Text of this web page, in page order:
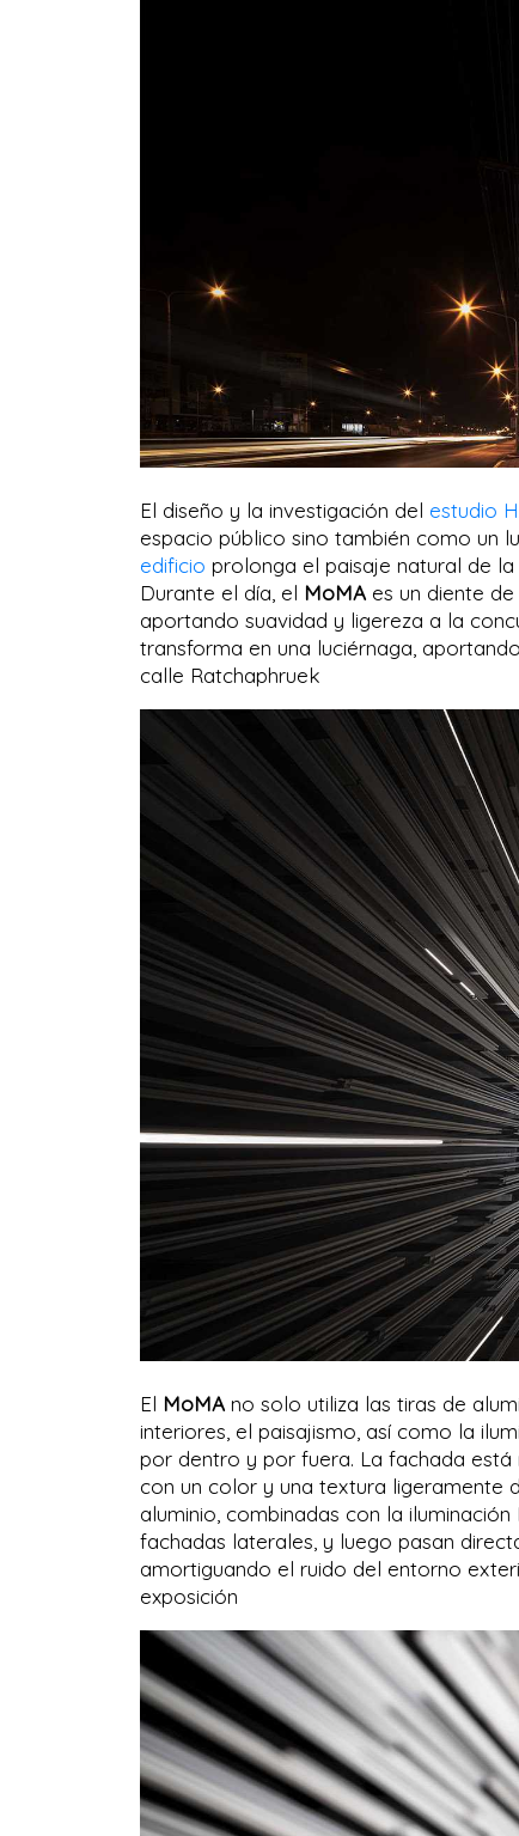
El diseño y la investigación del estudio
espacio público sino también como un
edificio prolonga el paisaje natural de
Durante el día, el MoMA es un diente
aportando suavidad y ligereza a la
transforma en una luciérnaga,
calle Ratchaphruek
El MoMA no solo utiliza las tiras de
interiores, el paisajismo, así como la
por dentro y por fuera. La fachada está
con un color y una textura ligeramente
aluminio, combinadas con la
fachadas laterales, y luego pasan
amortiguando el ruido del entorno
exposición